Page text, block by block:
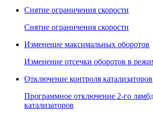
Снятие ограничения скорости
Снятие ограничения скорости
Изменение максимальных оборотов
Изменение отсечки оборотов в
Отключение контроля катализаторов
Программное отключение 2-го
катализаторов